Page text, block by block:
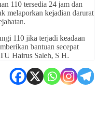
110 tersedia 24 jam dan
melaporkan kejadian darurat
110 jika terjadi keadaan
bantuan secepat
Hairus Saleh, S H.